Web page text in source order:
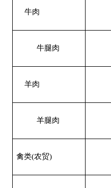
牛肉
牛腿肉
羊肉
羊腿肉
禽类(农贸)